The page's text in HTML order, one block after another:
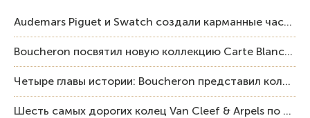
Audemars Piguet и Swatch создали карманные часы в эстетике Royal Oak и Pop Art
Boucheron посвятил новую коллекцию Carte Blanche Human Being человеку и силе мастерства
Четыре главы истории: Boucheron представил коллекцию «Nom: Boucheron, Prénom: Frédéric»
Шесть самых дорогих колец Van Cleef & Arpels по итогам аукционов Sotheby’s